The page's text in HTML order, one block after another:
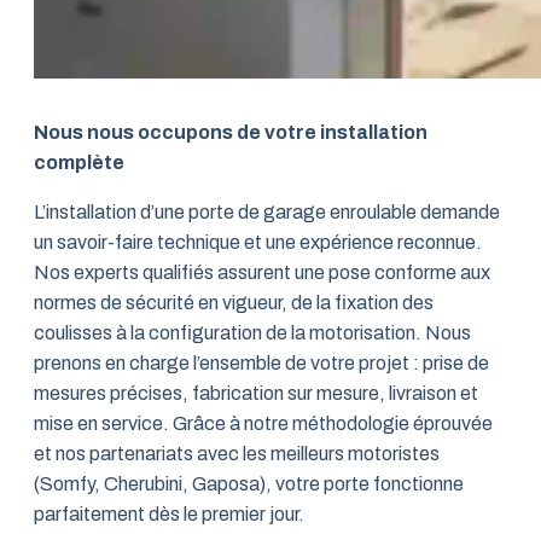
Nous nous occupons de votre installation
complète
L’installation d’une porte de garage enroulable demande
un savoir-faire technique et une expérience reconnue.
Nos experts qualifiés assurent une pose conforme aux
normes de sécurité en vigueur, de la fixation des
coulisses à la configuration de la motorisation. Nous
prenons en charge l’ensemble de votre projet : prise de
mesures précises, fabrication sur mesure, livraison et
mise en service. Grâce à notre méthodologie éprouvée
et nos partenariats avec les meilleurs motoristes
(Somfy, Cherubini, Gaposa), votre porte fonctionne
parfaitement dès le premier jour.